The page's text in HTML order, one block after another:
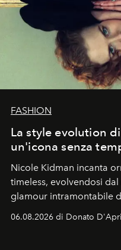
FASHION
La style evolution
un'icona senza
Nicole Kidman incanta
timeless, evolvendosi
glamour intramontabile
Italia la sua style
06.08.2026 di Donato